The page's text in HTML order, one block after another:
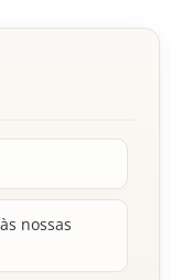
nossas